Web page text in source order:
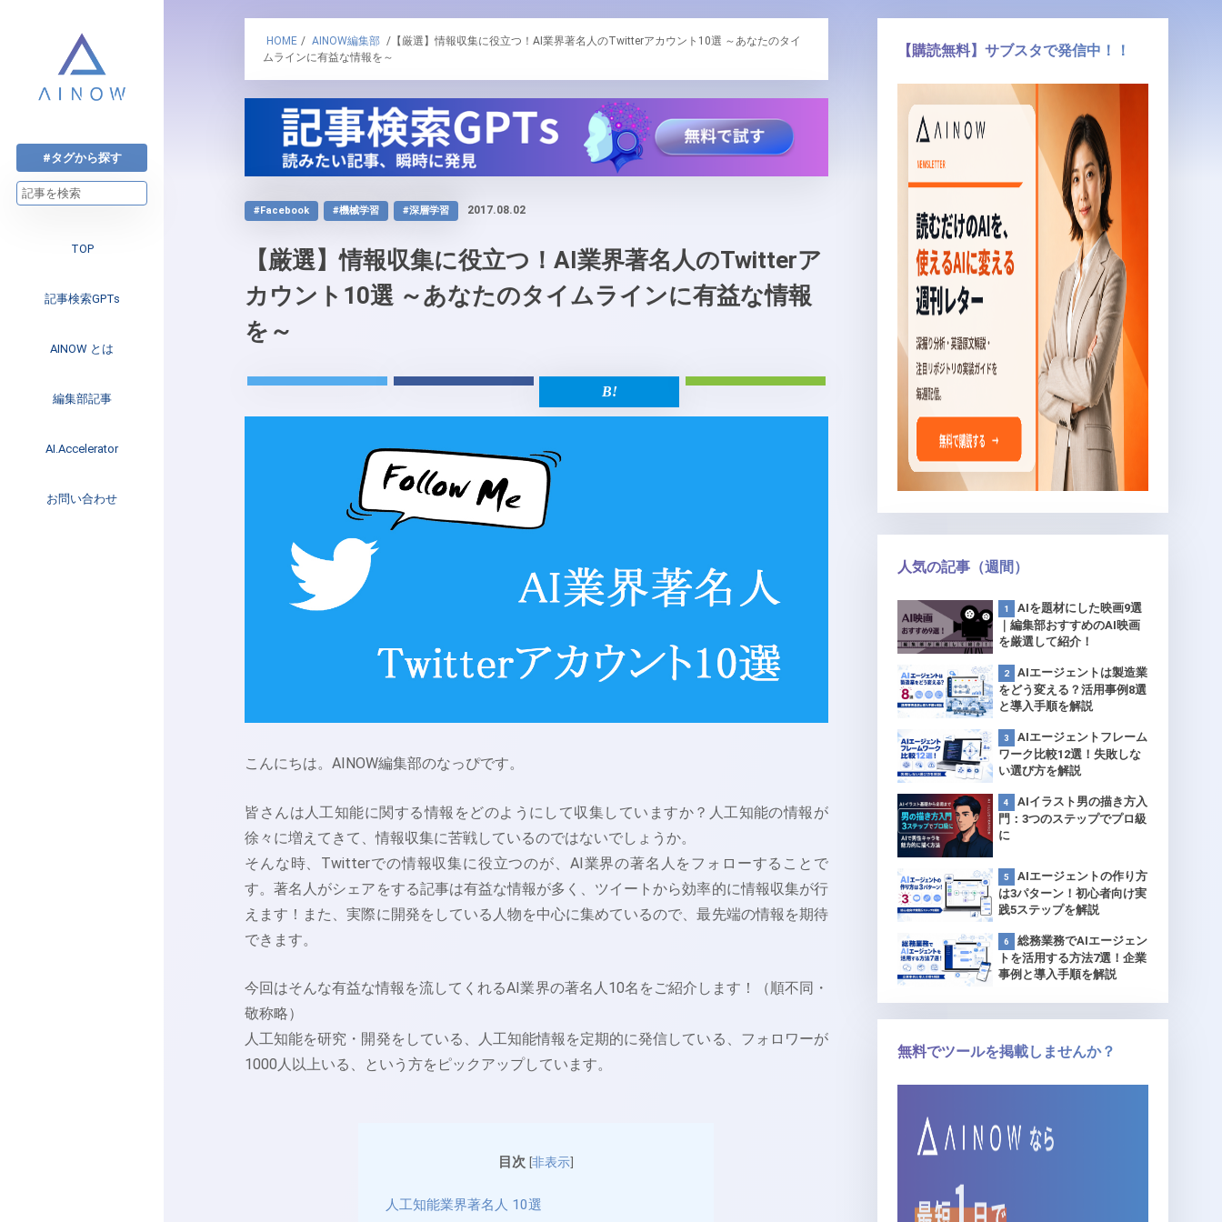
#タグから探す
TOP
記事検索GPTs
AINOW とは
編集部記事
注目のニュース
インタビュー
Web3
AI.Accelerator
AI.Accelerator記事
お問い合わせ
HOME / AINOW編集部 /【厳選】情報収集に役立つ！AI業界著名人のTwitterアカウント10選 ～あなたのタイ
ムラインに有益な情報を～
#Facebook #機械学習 #深層学習 2017.08.02
【厳選】情報収集に役立つ！AI業界著名人のTwitterア
カウント10選 ～あなたのタイムラインに有益な情報
を～
こんにちは。AINOW編集部のなっぴです。
皆さんは人工知能に関する情報をどのようにして収集していますか？人工知能の情報が
徐々に増えてきて、情報収集に苦戦しているのではないでしょうか。
そんな時、Twitterでの情報収集に役立つのが、AI業界の著名人をフォローすることで
す。著名人がシェアをする記事は有益な情報が多く、ツイートから効率的に情報収集が行
えます！また、実際に開発をしている人物を中心に集めているので、最先端の情報を期待
できます。
今回はそんな有益な情報を流してくれるAI業界の著名人10名をご紹介します！（順不同・
敬称略）
人工知能を研究・開発をしている、人工知能情報を定期的に発信している、フォロワーが
1000人以上いる、という方をピックアップしています。
目次 [非表示]
人工知能業界著名人 10選
【購読無料】サブスタで発信中！！
人気の記事（週間）
AIを題材にした映画9選
｜編集部おすすめのAI映画
を厳選して紹介！
AIエージェントは製造業
をどう変える？活用事例8選
と導入手順を解説
AIエージェントフレーム
ワーク比較12選！失敗しな
い選び方を解説
AIイラスト男の描き方入
門：3つのステップでプロ級
に
AIエージェントの作り方
は3パターン！初心者向け実
践5ステップを解説
総務業務でAIエージェン
トを活用する方法7選！企業
事例と導入手順を解説
無料でツールを掲載しませんか？